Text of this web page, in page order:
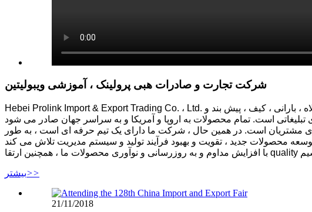
شرکت تجارت و صادرات هبی پرولینک ، آموزشی ویبولیتین
Hebei Prolink Import & Export Trading Co. ، Ltd. در شهر شیجیاژوانگ ، استان هبی واقع شده است. این یک شرکت واردات و صادرات حرفه ای است ، محصولات اصلی کلاه ، بارانی ، کیف ، پیش بند و
مشتریان است. در همین حال ، شرکت ما دارای یک تیم حرفه ای است ، به طور
بیشتر>>
21/11/2018